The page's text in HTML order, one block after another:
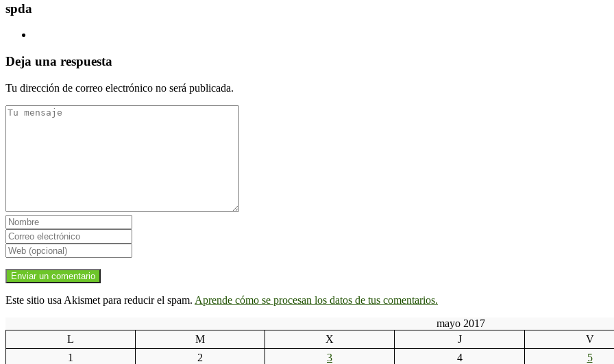
spda
Deja una respuesta
Tu dirección de correo electrónico no será publicada.
Este sitio usa Akismet para reducir el spam. Aprende cómo se procesan los datos de tus comentarios.
mayo 2017
L
M X J V
1
2 3 4 5